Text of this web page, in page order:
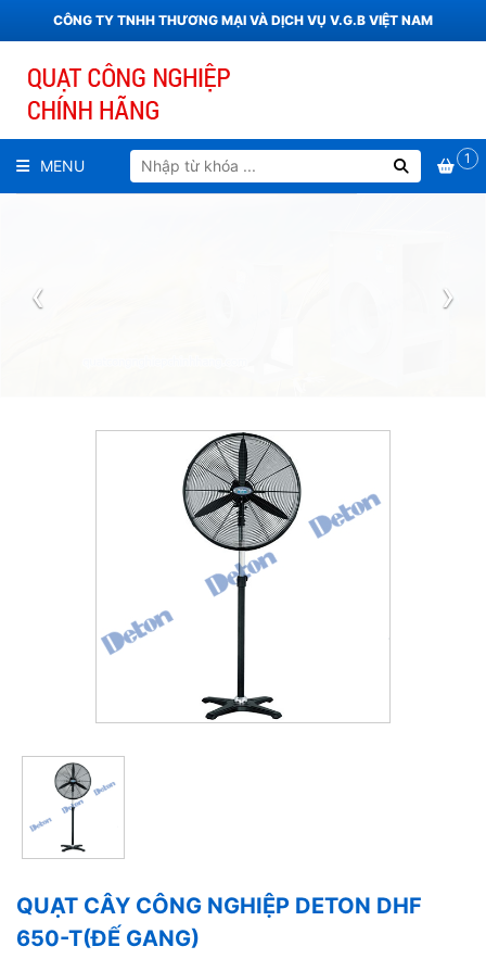
CÔNG TY TNHH THƯƠNG MẠI VÀ DỊCH VỤ V.G.B VIỆT NAM
MENU 1
‹ ›
QUẠT CÂY CÔNG NGHIỆP DETON DHF
650-T(ĐẾ GANG)